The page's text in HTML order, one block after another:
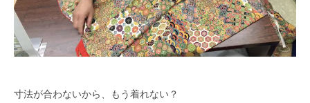
寸法が合わないから、もう着れない？